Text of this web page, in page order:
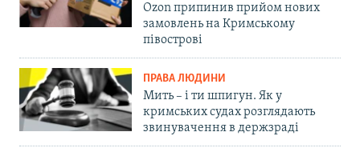
Ozon припинив прийом нових
замовлень на Кримському
півострові
ПРАВА ЛЮДИНИ
Мить – і ти шпигун. Як у
кримських судах розглядають
звинувачення в держзраді